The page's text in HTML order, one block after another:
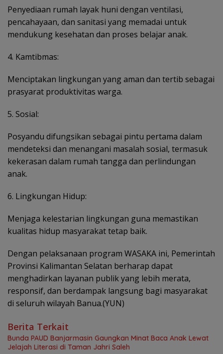
Penyediaan rumah layak huni dengan ventilasi,
pencahayaan, dan sanitasi yang memadai untuk
mendukung kesehatan dan proses belajar anak.
4. Kamtibmas:
Menciptakan lingkungan yang aman dan tertib sebagai
prasyarat produktivitas warga.
5. Sosial:
Posyandu difungsikan sebagai pintu pertama dalam
mendeteksi dan menangani masalah sosial, termasuk
kekerasan dalam rumah tangga dan perlindungan
anak.
6. Lingkungan Hidup:
Menjaga kelestarian lingkungan guna memastikan
kualitas hidup masyarakat tetap baik.
Dengan pelaksanaan program WASAKA ini, Pemerintah
Provinsi Kalimantan Selatan berharap dapat
menghadirkan layanan publik yang lebih merata,
responsif, dan berdampak langsung bagi masyarakat
di seluruh wilayah Banua.(YUN)
Berita Terkait
Bunda PAUD Banjarmasin Gaungkan Minat Baca Anak Lewat
Jelajah Literasi di Taman Jahri Saleh